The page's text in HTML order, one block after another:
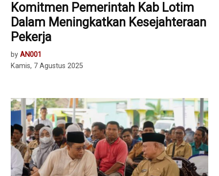
Komitmen Pemerintah Kab Lotim
Dalam Meningkatkan Kesejahteraan
Pekerja
by AN001
Kamis, 7 Agustus 2025